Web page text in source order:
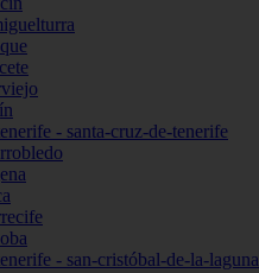
- santa-cruz-de-tenerife
- san-cristóbal-de-la-laguna